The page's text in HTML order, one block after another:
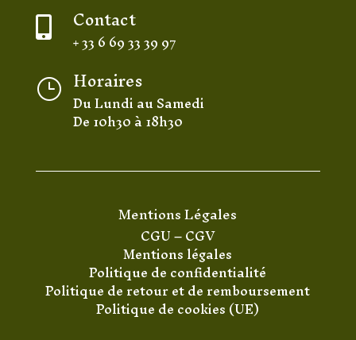
 Contact
+ 33 6 69 33 39 97
} Horaires
Du Lundi au Samedi
De 10h30 à 18h30
Mentions Légales
CGU–CGV
Mentions légales
Politique de confidentialité
Politique de retour et de remboursement
Politique de cookies (UE)